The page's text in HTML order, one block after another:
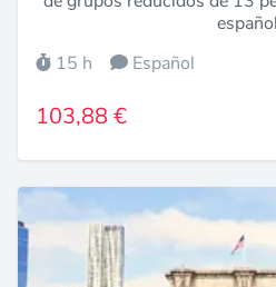
15 h
Español
103,88 €